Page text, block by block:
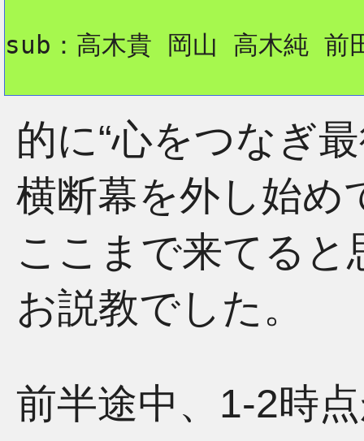
sub：高木貴 岡山 高木純 前
的に“心をつなぎ
横断幕を外し始め
ここまで来てる
お説教でした。
前半途中、1-2時